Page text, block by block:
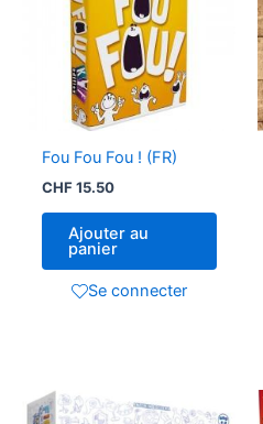
Fou Fou Fou ! (FR)
CHF15.50
Ajouter au
panier
Se connecter